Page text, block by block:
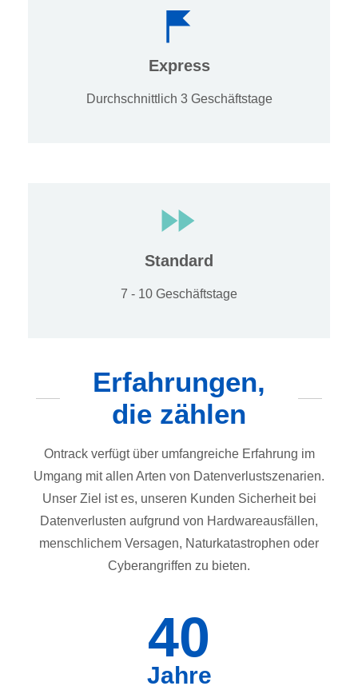
Express
Durchschnittlich 3 Geschäftstage
Standard
7 - 10 Geschäftstage
Erfahrungen,
die zählen
Ontrack verfügt über umfangreiche Erfahrung im
Umgang mit allen Arten von Datenverlustszenarien.
Unser Ziel ist es, unseren Kunden Sicherheit bei
Datenverlusten aufgrund von Hardwareausfällen,
menschlichem Versagen, Naturkatastrophen oder
Cyberangriffen zu bieten.
40
Jahre